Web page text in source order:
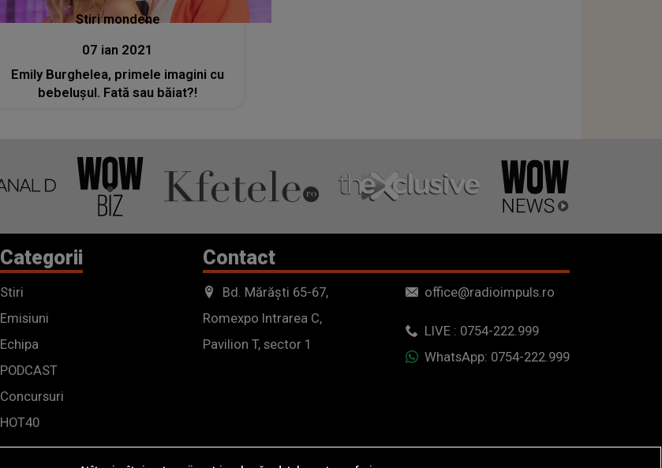
Stiri mondene
07 ian 2021
Emily Burghelea, primele imagini cu
bebelușul. Fată sau băiat?!
Categorii
Stiri
Emisiuni
Echipa
PODCAST
Concursuri
HOT40
Contact
Bd. Mărăști 65-67,
Romexpo Intrarea C,
Pavilion T, sector 1
office@radioimpuls.ro
LIVE : 0754-222.999
WhatsApp: 0754-222.999